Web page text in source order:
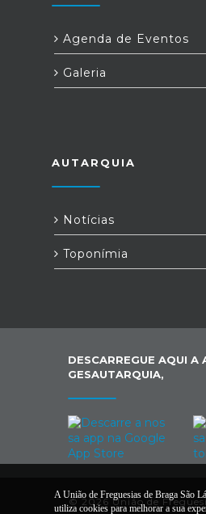
Agenda de Eventos
Galeria
AUTARQUIA
Notícias
Toponímia
DESCARREGUE AQUI A
GESAUTARQUIA,
© 2026 União de
A União de Freguesias de Braga São
utiliza cookies para melhorar a sua